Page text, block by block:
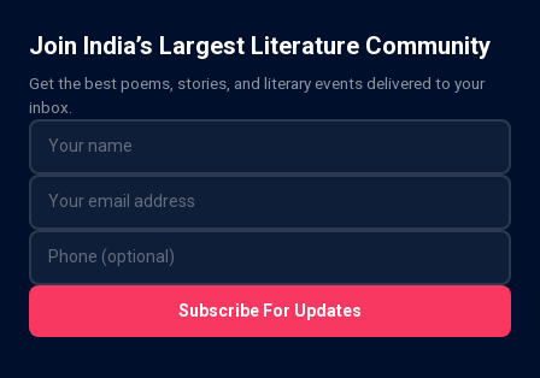
Join India’s Largest Literature Community
Get the best poems, stories, and literary events delivered to your
inbox.
Subscribe For Updates